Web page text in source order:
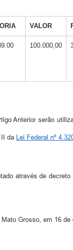
VALOR
100.000,00
Anterior serão
II da Lei Federal nº
através de
Grosso, em 16 de